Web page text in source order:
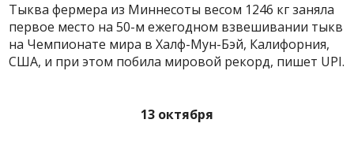
Тыква фермера из Миннесоты весом 1246 кг заняла
первое место на 50-м ежегодном взвешивании тыкв
на Чемпионате мира в Халф-Мун-Бэй, Калифорния,
США, и при этом побила мировой рекорд, пишет UPI.
13 октября